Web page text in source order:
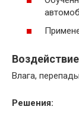
Влага,
Решения: